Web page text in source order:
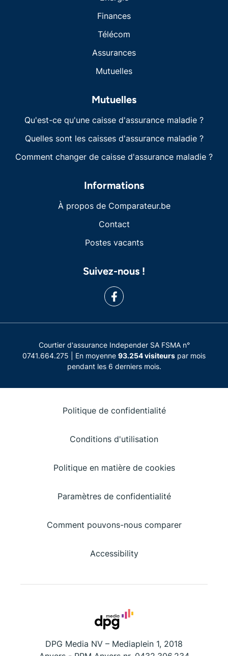
Finances
Télécom
Assurances
Mutuelles
Mutuelles
Qu'est-ce qu'une caisse d'assurance maladie ?
Quelles sont les caisses d'assurance maladie ?
Comment changer de caisse d'assurance maladie ?
Informations
À propos de Comparateur.be
Contact
Postes vacants
Suivez-nous !
Courtier d'assurance Independer SA FSMA n°
0741.664.275 | En moyenne 93.254 visiteurs par mois
pendant les 6 derniers mois.
Politique de confidentialité
Conditions d'utilisation
Politique en matière de cookies
Paramètres de confidentialité
Comment pouvons-nous comparer
Accessibility
DPG Media NV – Mediaplein 1, 2018